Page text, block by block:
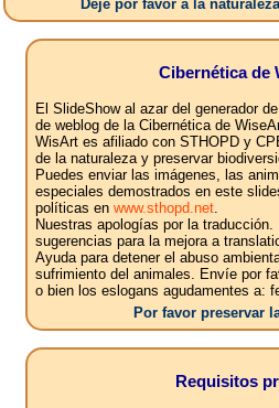
Deje por favor a la
Cibernética de
El SlideShow al azar del generador
de weblog de la Cibernética de
WisArt es afiliado con STHOPD y
de la naturaleza y preservar
Puedes enviar las imágenes, las
especiales demostrados en este
políticas en www.sthopd.net.
Nuestras apologías por la
sugerencias para la mejora a
Ayuda para detener el abuso
sufrimiento del animales. Envíe por
o bien los eslogans agudamentes a:
Por favor preservar
Requisitos